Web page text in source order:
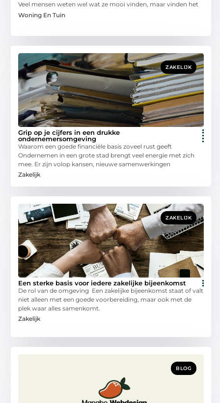
Veel mensen weten wel wat ze mooi vinden, maar vinden het
Woning En Tuin
ZAKELIJK
Grip op je cijfers in een drukke
ondernemersomgeving
Waarom een goede financiële basis zoveel rust geeft
Ondernemen in een grote stad brengt veel energie met zich
mee. Er zijn volop kansen, nieuwe samenwerkingen
Zakelijk
ZAKELIJK
Een sterke basis voor iedere zakelijke bijeenkomst
De rol van de omgeving Een zakelijke bijeenkomst staat of valt
niet alleen met een goede voorbereiding, maar ook met de
plek waar alles samenkomt.
Zakelijk
BLOG